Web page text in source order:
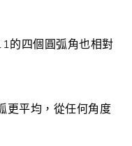
的四個圓弧角也相對
更平均，從任何角度